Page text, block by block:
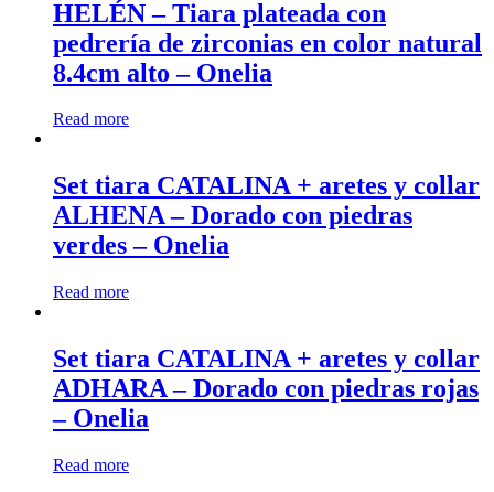
HELÉN – Tiara plateada con
pedrería de zirconias en color natural
8.4cm alto – Onelia
Read more
Set tiara CATALINA + aretes y collar
ALHENA – Dorado con piedras
verdes – Onelia
Read more
Set tiara CATALINA + aretes y collar
ADHARA – Dorado con piedras rojas
– Onelia
Read more